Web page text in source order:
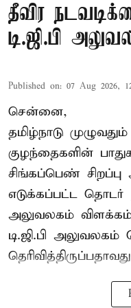
தீவிர
டி.ஜி.பி
Published on: 07 Aug 2026,
சென்னை,
தமிழ்நாடு
குழந்தைகளின்
சிங்கப்பெண் சிறப்பு
எடுக்கப்பட்ட தொடர்
அலுவலகம்
டி.ஜி.பி அலுவலகம்